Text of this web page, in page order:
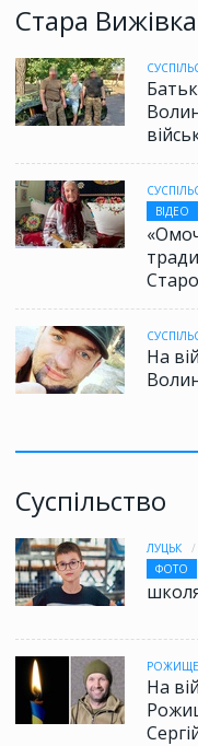
Стара Вижівка
ВІДЕО
На
Суспільство
ЛУЦЬК
ФОТО
РОЖИЩЕ
На